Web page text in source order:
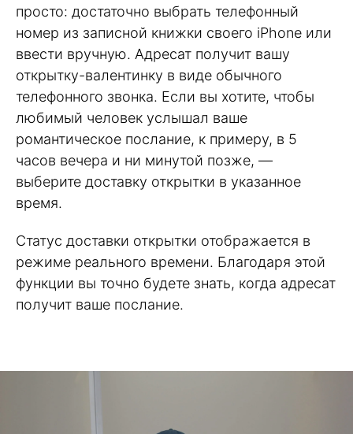
просто: достаточно выбрать телефонный
номер из записной книжки своего iPhone или
ввести вручную. Адресат получит вашу
открытку-валентинку в виде обычного
телефонного звонка. Если вы хотите, чтобы
любимый человек услышал ваше
романтическое послание, к примеру, в 5
часов вечера и ни минутой позже, —
выберите доставку открытки в указанное
время.
Статус доставки открытки отображается в
режиме реального времени. Благодаря этой
функции вы точно будете знать, когда адресат
получит ваше послание.